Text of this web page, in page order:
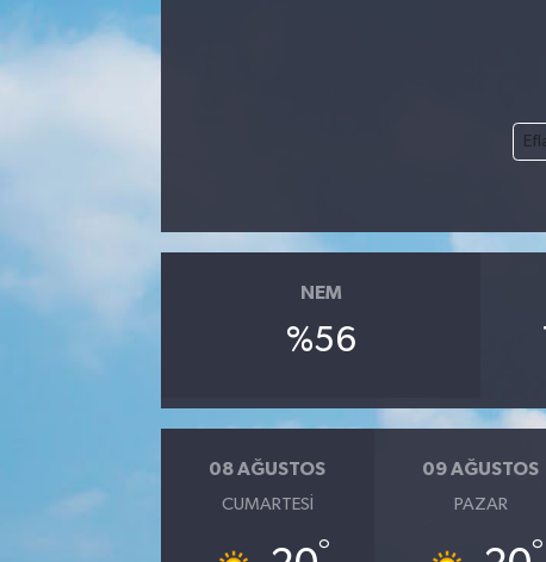
NEM
%56
08 AĞUSTOS
CUMARTESI
°
09 AĞUSTOS
PAZAR
°